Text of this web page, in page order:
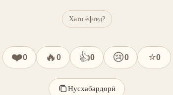
Хато ёфтед?
❤️0 🔥 0 👍0 😢0 ⭐0
Нусхабардорӣ